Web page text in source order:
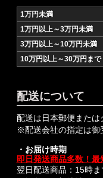
1万円未満
1万円以上～3万円未満
3万円以上～10万円未満
10万円以上～30万円まで
配送について
配送は日本郵便または
※配送会社の指定は御
・お届け時期
即日発送商品多数！最
翌日配送商品：15時ま